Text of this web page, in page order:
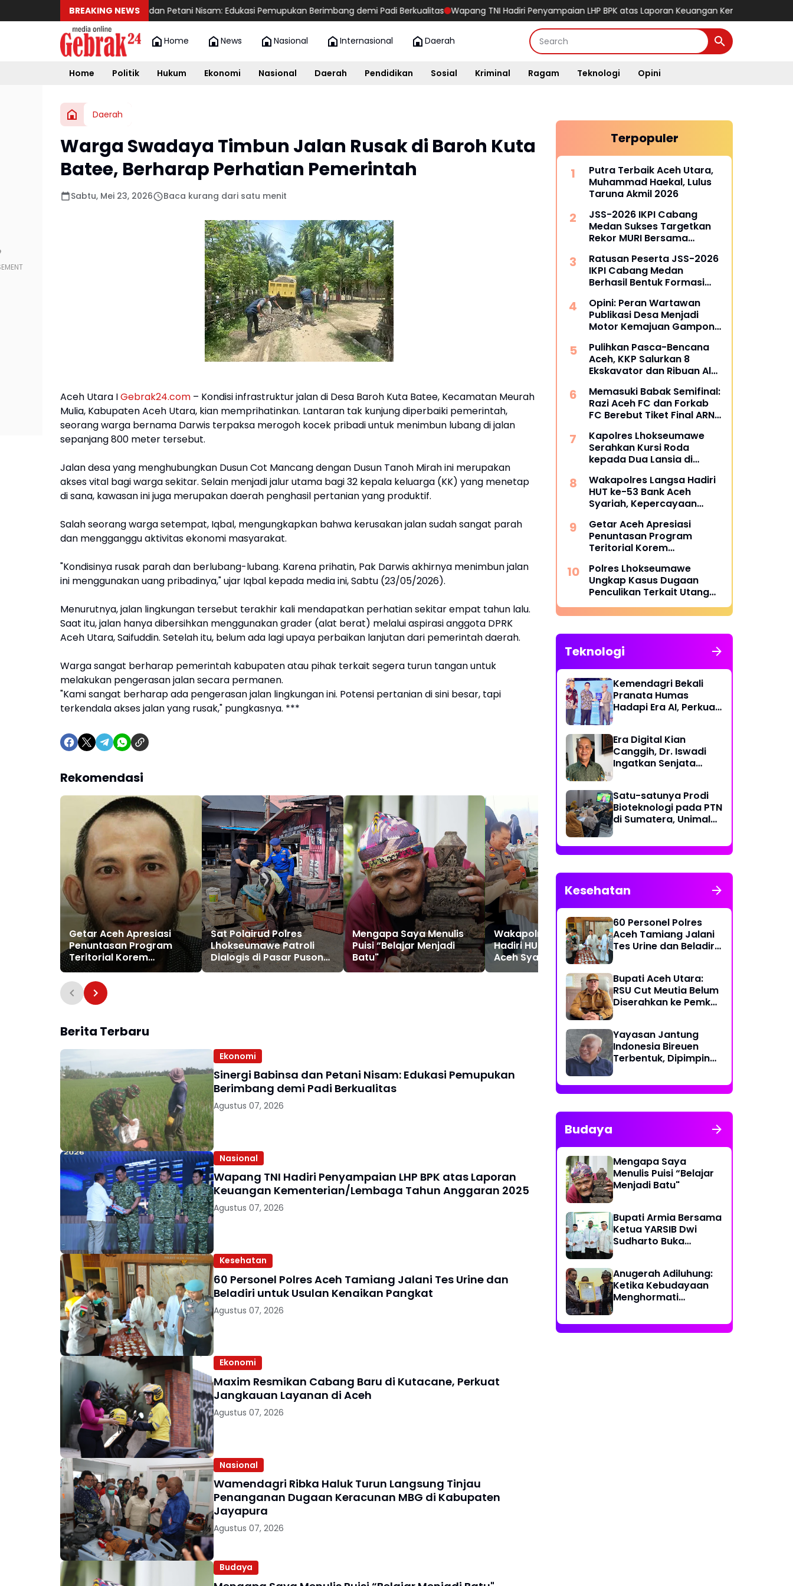
BREAKING NEWS
Sinergi Babinsa dan Petani Nisam: Edukasi Pemupukan Berimbang demi Padi Berkualitas Wapang TNI Hadiri Penyampaian LHP BPK atas Laporan Keuangan Kementerian/Lembaga
Home News Nasional Internasional Daerah
Home Politik Hukum Ekonomi Nasional Daerah Pendidikan Sosial Kriminal Ragam Teknologi Opini
Daerah
Warga Swadaya Timbun Jalan Rusak di Baroh Kuta
Batee, Berharap Perhatian Pemerintah
Sabtu, Mei 23, 2026 Baca kurang dari satu menit
Aceh Utara IGebrak24.com – Kondisi infrastruktur jalan di Desa Baroh Kuta Batee, Kecamatan Meurah
Mulia, Kabupaten Aceh Utara, kian memprihatinkan. Lantaran tak kunjung diperbaiki pemerintah,
seorang warga bernama Darwis terpaksa merogoh kocek pribadi untuk menimbun lubang di jalan
sepanjang 800 meter tersebut.
Jalan desa yang menghubungkan Dusun Cot Mancang dengan Dusun Tanoh Mirah ini merupakan
akses vital bagi warga sekitar. Selain menjadi jalur utama bagi 32 kepala keluarga (KK) yang menetap
di sana, kawasan ini juga merupakan daerah penghasil pertanian yang produktif.
Salah seorang warga setempat, Iqbal, mengungkapkan bahwa kerusakan jalan sudah sangat parah
dan mengganggu aktivitas ekonomi masyarakat.
"Kondisinya rusak parah dan berlubang-lubang. Karena prihatin, Pak Darwis akhirnya menimbun jalan
ini menggunakan uang pribadinya," ujar Iqbal kepada media ini, Sabtu (23/05/2026).
Menurutnya, jalan lingkungan tersebut terakhir kali mendapatkan perhatian sekitar empat tahun lalu.
Saat itu, jalan hanya dibersihkan menggunakan grader (alat berat) melalui aspirasi anggota DPRK
Aceh Utara, Saifuddin. Setelah itu, belum ada lagi upaya perbaikan lanjutan dari pemerintah daerah.
Warga sangat berharap pemerintah kabupaten atau pihak terkait segera turun tangan untuk
melakukan pengerasan jalan secara permanen.
"Kami sangat berharap ada pengerasan jalan lingkungan ini. Potensi pertanian di sini besar, tapi
terkendala akses jalan yang rusak," pungkasnya. ***
Rekomendasi
Getar Aceh Apresiasi
Penuntasan Program
Teritorial Korem
011/Lilawangsa Pasca
Bencana di Aceh
Sat Polairud Polres
Lhokseumawe Patroli
Dialogis di Pasar Pusong,
Ajak Pedagang Jaga
Mengapa Saya Menulis
Puisi “Belajar Menjadi
Batu"
Wakapolres Langsa
Hadiri HUT ke-53 Bank
Aceh Syariah,
Kepercayaan
Masyarakat Jadi Kunci
Respons Cepat Laporan
Polres Lhokseumawe
Amankan Tujuh Sepeda
Motor dari Sekelompok
Remaja
Berita Terbaru
Ekonomi
Sinergi Babinsa dan Petani Nisam: Edukasi Pemupukan
Berimbang demi Padi Berkualitas
Agustus 07, 2026
Nasional
Wapang TNI Hadiri Penyampaian LHP BPK atas Laporan
Keuangan Kementerian/Lembaga Tahun Anggaran 2025
Agustus 07, 2026
Kesehatan
60 Personel Polres Aceh Tamiang Jalani Tes Urine dan
Beladiri untuk Usulan Kenaikan Pangkat
Agustus 07, 2026
Ekonomi
Maxim Resmikan Cabang Baru di Kutacane, Perkuat
Jangkauan Layanan di Aceh
Agustus 07, 2026
Nasional
Wamendagri Ribka Haluk Turun Langsung Tinjau
Penanganan Dugaan Keracunan MBG di Kabupaten
Jayapura
Agustus 07, 2026
Budaya
Terpopuler
Putra Terbaik Aceh Utara,
Muhammad Haekal, Lulus
Taruna Akmil 2026
JSS-2026 IKPI Cabang
Medan Sukses Targetkan
Rekor MURI Bersama
Indonesia
Ratusan Peserta JSS-2026
IKPI Cabang Medan
Berhasil Bentuk Formasi
Opini: Peran Wartawan
Publikasi Desa Menjadi
Motor Kemajuan Gampong
Pulihkan Pasca-Bencana
Aceh, KKP Salurkan 8
Ekskavator dan Ribuan Alat
Memasuki Babak Semifinal:
Razi Aceh FC dan Forkab
FC Berebut Tiket Final ARN
Kapolres Lhokseumawe
Serahkan Kursi Roda
kepada Dua Lansia di
Izzah
Wakapolres Langsa Hadiri
HUT ke-53 Bank Aceh
Syariah, Kepercayaan
Getar Aceh Apresiasi
Penuntasan Program
Teritorial Korem
Bencana di Aceh
Polres Lhokseumawe
Ungkap Kasus Dugaan
Penculikan Terkait Utang
Piutang, Dua Terduga
Pelaku Diamankan
Teknologi
Kemendagri Bekali
Pranata Humas
Hadapi Era AI, Perkuat
Disinformasi
Era Digital Kian
Canggih, Dr. Iswadi
Ingatkan Senjata
Satu-satunya Prodi
Bioteknologi pada PTN
di Sumatera, Unimal
Penyusunan Kurikulum
Kesehatan
60 Personel Polres
Aceh Tamiang Jalani
Tes Urine dan Beladiri
Bupati Aceh Utara:
RSU Cut Meutia Belum
Diserahkan ke Pemko
Yayasan Jantung
Indonesia Bireuen
Terbentuk, Dipimpin
Sp.JP(K)
Budaya
Mengapa Saya
Menulis Puisi “Belajar
Menjadi Batu"
Bupati Armia Bersama
Ketua YARSIB Dwi
Sudharto Buka
Anugerah Adiluhung:
Ketika Kebudayaan
Menghormati